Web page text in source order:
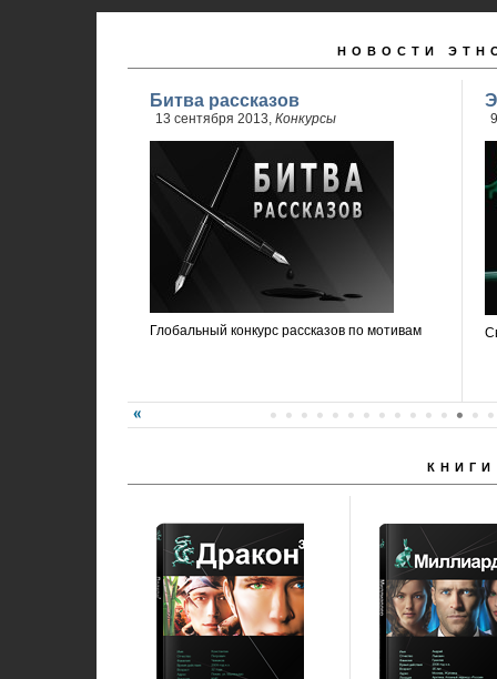
НОВОСТИ
Битва рассказов
13 сентября 2013, Конкурсы
Глобальный конкурс рассказов по мотивам
КНИГИ